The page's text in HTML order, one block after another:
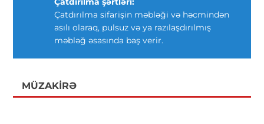
Çatdırılma sifarişin məbləği və həcmindən
asılı olaraq, pulsuz və ya razılaşdırılmış
məbləğ əsasında baş verir.
MÜZAKIRƏ